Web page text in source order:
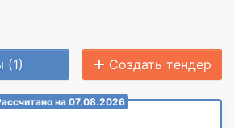
(1) Создать тендер
на 07.08.2026